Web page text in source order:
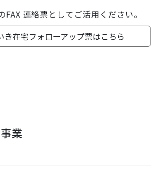
FAX 連絡票としてご活用ください。
き在宅フォローアップ票はこちら
業